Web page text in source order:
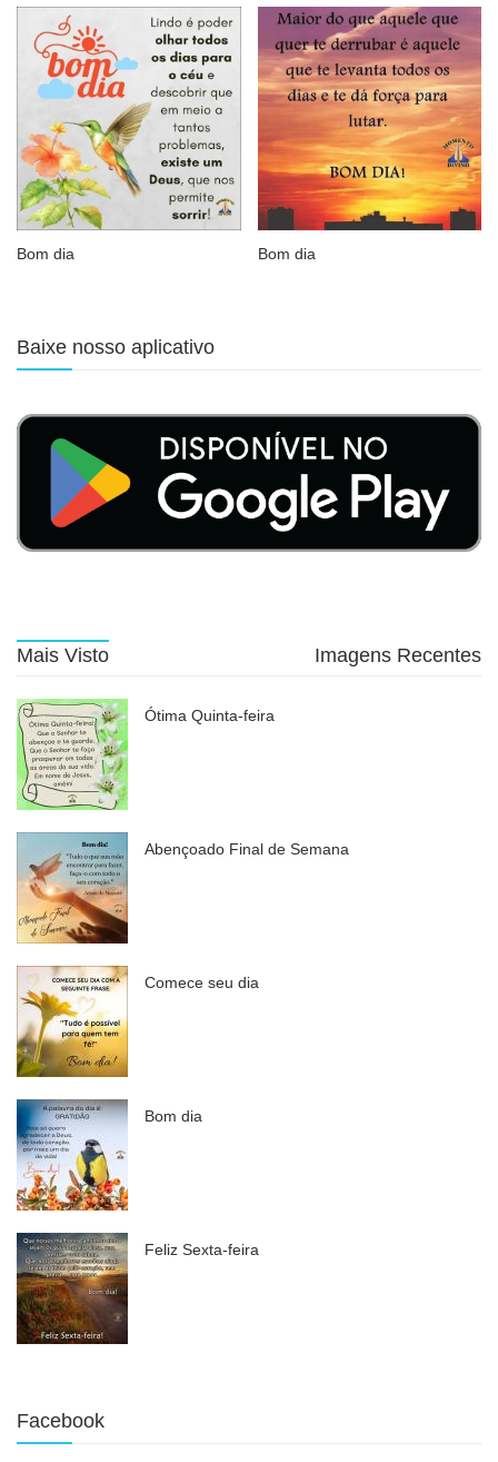
Bom dia Bom dia
Baixe nosso aplicativo
Mais Visto Imagens Recentes
Ótima Quinta-feira
Abençoado Final de Semana
Comece seu dia
Bom dia
Feliz Sexta-feira
Facebook